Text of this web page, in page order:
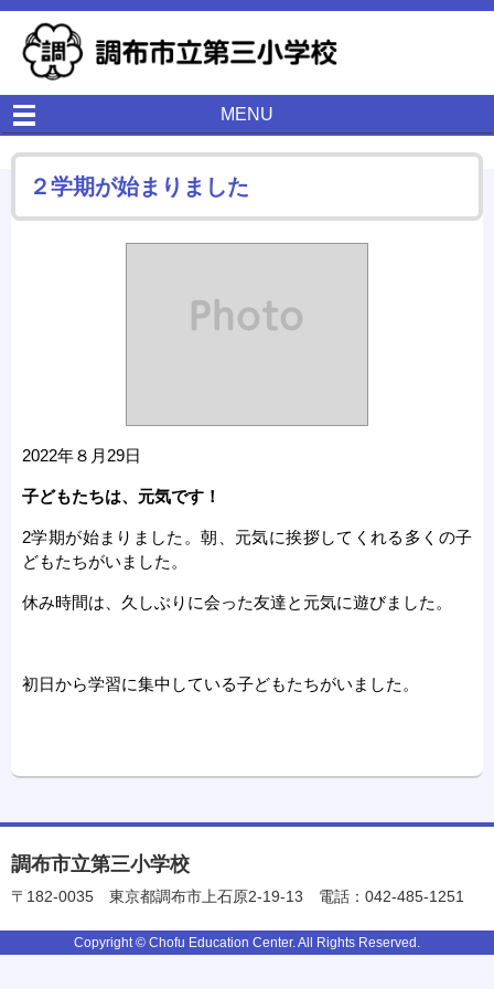
MENU
２学期が始まりました
2022年８月29日
子どもたちは、元気です！
2学期が始まりました。朝、元気に挨拶してくれる多くの子
どもたちがいました。
休み時間は、久しぶりに会った友達と元気に遊びました。
初日から学習に集中している子どもたちがいました。
調布市立第三小学校
〒182-0035 東京都調布市上石原2-19-13 電話：042-485-1251
Copyright © Chofu Education Center. All Rights Reserved.